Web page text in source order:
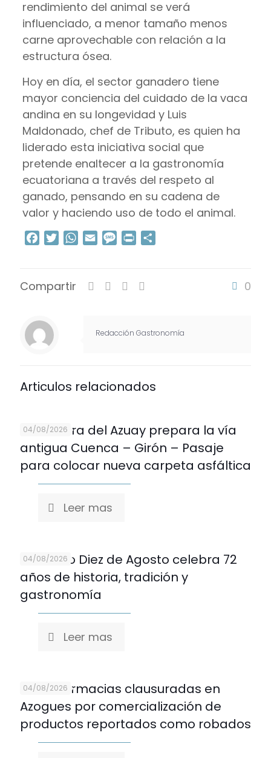
rendimiento del animal se verá
influenciado, a menor tamaño menos
carne aprovechable con relación a la
estructura ósea.
Hoy en día, el sector ganadero tiene
mayor conciencia del cuidado de la vaca
andina en su longevidad y Luis
Maldonado, chef de Tributo, es quien ha
liderado esta iniciativa social que
pretende enaltecer a la gastronomía
ecuatoriana a través del respeto al
ganado, pensando en su cadena de
valor y haciendo uso de todo el animal.
Facebook
TwitterWhatsApp
Email Message
Print
Compartir 0
Redacción Gastronomía
Articulos relacionados
04/08/2026
Prefectura del Azuay prepara la vía
antigua Cuenca – Girón – Pasaje
para colocar nueva carpeta asfáltica
Leer mas
04/08/2026
Mercado Diez de Agosto celebra 72
años de historia, tradición y
gastronomía
Leer mas
04/08/2026
Cinco farmacias clausuradas en
Azogues por comercialización de
productos reportados como robados